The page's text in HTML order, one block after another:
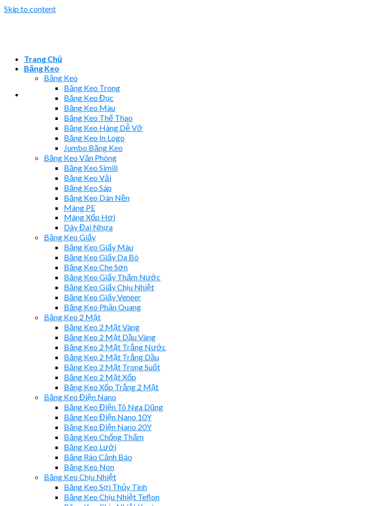
Skip to content
Trang Chủ
Băng Keo
Băng Keo
Băng Keo Trong
Băng Keo Đục
Băng Keo Màu
Băng Keo Thể Thao
Băng Keo Hàng Dễ Vỡ
Băng Keo In Logo
Jumbo Băng Keo
Băng Keo Văn Phòng
Băng Keo Simili
Băng Keo Vải
Băng Keo Sáp
Băng Keo Dán Nền
Màng PE
Màng Xốp Hơi
Dây Đai Nhựa
Băng Keo Giấy
Băng Keo Giấy Màu
Băng Keo Giấy Da Bò
Băng Keo Che Sơn
Băng Keo Giấy Thấm Nước
Băng Keo Giấy Chịu Nhiệt
Băng Keo Giấy Veneer
Băng Keo Phản Quang
Băng Keo 2 Mặt
Băng Keo 2 Mặt Vàng
Băng Keo 2 Mặt Dầu Vàng
Băng Keo 2 Mặt Trắng Nước
Băng Keo 2 Mặt Trắng Dầu
Băng Keo 2 Mặt Trong Suốt
Băng Keo 2 Mặt Xốp
Băng Keo Xốp Trắng 2 Mặt
Băng Keo Điện Nano
Băng Keo Điện Tô Nga Dũng
Băng Keo Điện Nano 10Y
Băng Keo Điện Nano 20Y
Băng Keo Chống Thấm
Băng Keo Lưới
Băng Rào Cảnh Báo
Băng Keo Non
Băng Keo Chịu Nhiệt
Băng Keo Sợi Thủy Tinh
Băng Keo Chịu Nhiệt Teflon